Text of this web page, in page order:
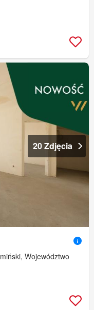
20 Zdjęcia
Województwo